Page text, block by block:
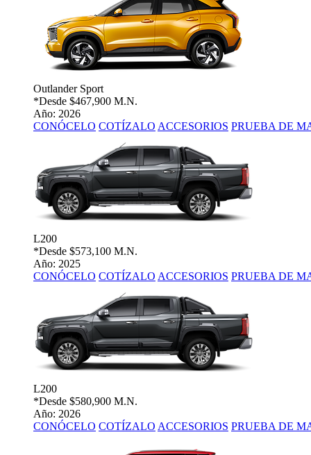
Outlander Sport
*Desde $467,900 M.N.
Año: 2026
CONÓCELO COTÍZALO ACCESORIOS PRUEBA DE
L200
*Desde $573,100 M.N.
Año: 2025
CONÓCELO COTÍZALO ACCESORIOS PRUEBA DE
L200
*Desde $580,900 M.N.
Año: 2026
CONÓCELO COTÍZALO ACCESORIOS PRUEBA DE